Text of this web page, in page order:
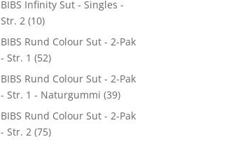
BIBS Infinity Sut - Singles -
Str. 2 (10)
BIBS Rund Colour Sut - 2-Pak
- Str. 1 (52)
BIBS Rund Colour Sut - 2-Pak
- Str. 1 - Naturgummi (39)
BIBS Rund Colour Sut - 2-Pak
- Str. 2 (75)